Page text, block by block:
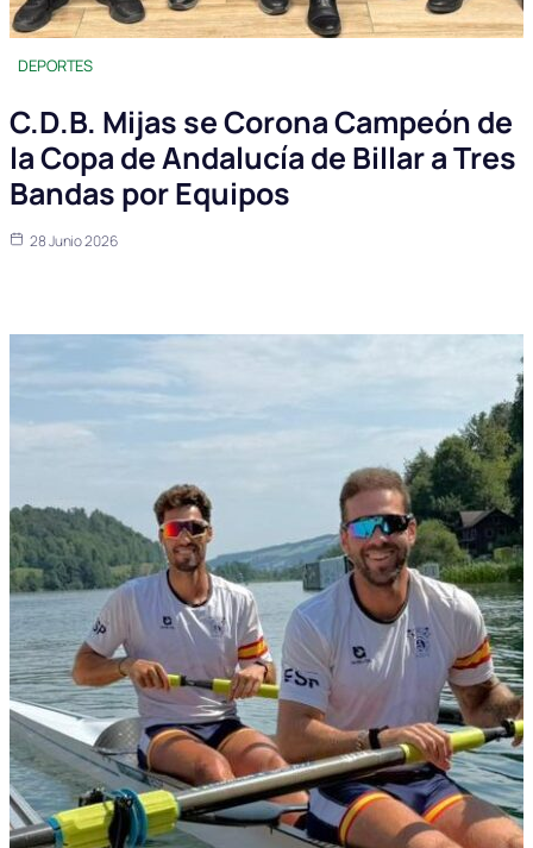
DEPORTES
C.D.B. Mijas se Corona Campeón de
la Copa de Andalucía de Billar a Tres
Bandas por Equipos
28 Junio 2026